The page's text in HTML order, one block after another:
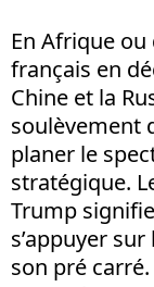
En Afrique
français en
Chine et la
soulèvement
planer le
stratégique.
Trump
s’appuyer
son pré